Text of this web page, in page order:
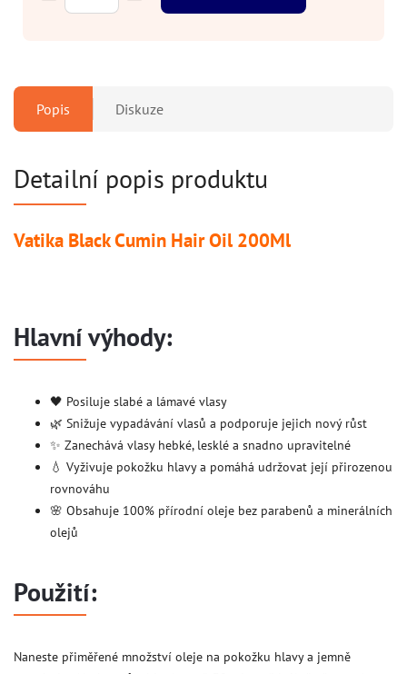
Popis Diskuze
Detailní popis produktu
Vatika Black Cumin Hair Oil 200Ml
Hlavní výhody:
🖤 Posiluje slabé a lámavé vlasy
🌿 Snižuje vypadávání vlasů a podporuje jejich nový růst
✨ Zanechává vlasy hebké, lesklé a snadno upravitelné
💧 Vyživuje pokožku hlavy a pomáhá udržovat její přirozenou
rovnováhu
🌸 Obsahuje 100% přírodní oleje bez parabenů a minerálních
olejů
Použití:
Naneste přiměřené množství oleje na pokožku hlavy a jemně